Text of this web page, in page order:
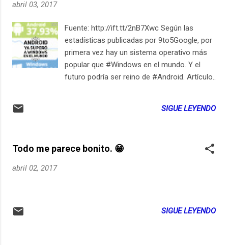
abril 03, 2017
Fuente: http://ift.tt/2nB7Xwc Según las
estadísticas publicadas por 9to5Google, por
primera vez hay un sistema operativo más
popular que #Windows en el mundo. Y el
futuro podría ser reino de #Android. Artículo
SIGUE LEYENDO
Todo me parece bonito. 😁
abril 02, 2017
SIGUE LEYENDO